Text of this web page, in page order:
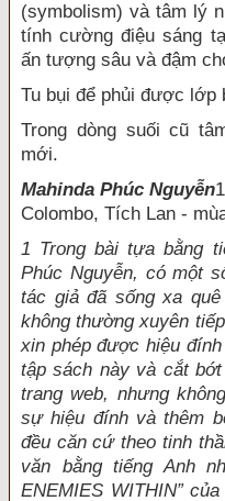
(symbolism) và tâm lý
tính cường điệu sáng
ấn tượng sâu và đậm
Tu bụi để phủi được lớp
Trong dòng suối cũ
mới.
Mahinda Phúc Nguyễn1
Colombo, Tích Lan -
1 Trong bài tựa bằng
Phúc Nguyễn, có một
tác giả đã sống xa
không thường xuyên
xin phép được hiệu
tập sách này và cắt
trang web, nhưng
sự hiệu đính và thêm
đều căn cứ theo tinh
văn bằng tiếng Anh
ENEMIES WITHIN”